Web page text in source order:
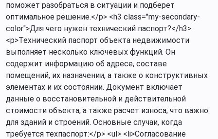
поможет разобраться в ситуации и подберет
оптимальное решение.</p> <h3 class="my-secondary-
color">Для чего нужен технический паспорт?</h3>
<p>Технический паспорт объекта недвижимости
выполняет несколько ключевых функций. Он
содержит информацию об адресе, составе
помещений, их назначении, а также о конструктивных
элементах и их состоянии. Документ включает
данные о восстановительной и действительной
стоимости объекта, а также расчет износа, что важно
для зданий и строений. Основные случаи, когда
требуется техпаспорт:</p> <ul> <li>Согласование